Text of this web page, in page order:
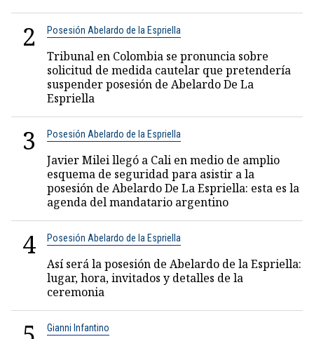
2 Posesión Abelardo de la Espriella
Tribunal en Colombia se pronuncia sobre
solicitud de medida cautelar que pretendería
suspender posesión de Abelardo De La
Espriella
3 Posesión Abelardo de la Espriella
Javier Milei llegó a Cali en medio de amplio
esquema de seguridad para asistir a la
posesión de Abelardo De La Espriella: esta es la
agenda del mandatario argentino
4 Posesión Abelardo de la Espriella
Así será la posesión de Abelardo de la Espriella:
lugar, hora, invitados y detalles de la
ceremonia
Gianni Infantino